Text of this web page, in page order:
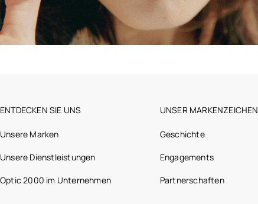
ENTDECKEN SIE UNS
Unsere Marken
Unsere Dienstleistungen
Optic 2000 im Unternehmen
UNSER MARKENZEICHEN
Geschichte
Engagements
Partnerschaften